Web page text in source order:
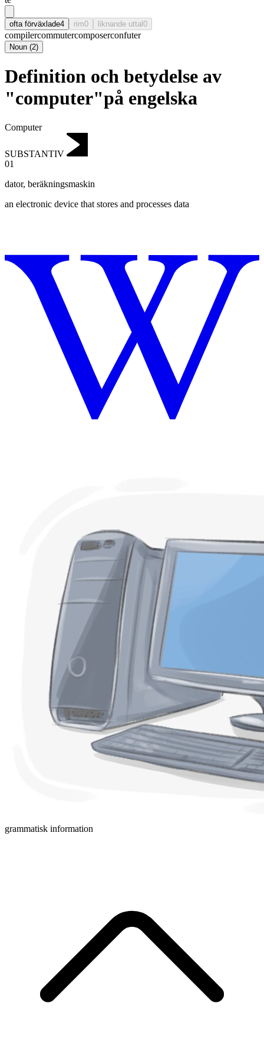
ofta förväxlade4 rim0 liknande uttal0
compilercommutercomposerconfuter
Noun (2)
Definition och betydelse av
"computer"på engelska
Computer
SUBSTANTIV
01
dator, beräkningsmaskin
an electronic device that stores and processes data
grammatisk information